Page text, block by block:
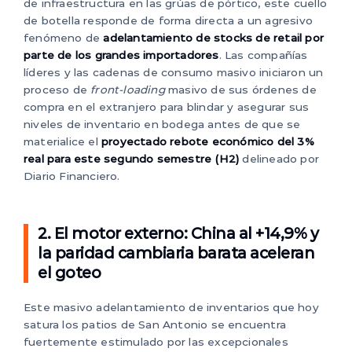
de infraestructura en las grúas de pórtico, este cuello
de botella responde de forma directa a un agresivo
fenómeno deadelantamiento de stocks de retail por
parte de los grandes importadores. Las compañías
líderes y las cadenas de consumo masivo iniciaron un
proceso de front-loadingmasivo de sus órdenes de
compra en el extranjero para blindar y asegurar sus
niveles de inventario en bodega antes de que se
materialice el proyectado rebote económico del 3%
real para este segundo semestre (H2) delineado por
Diario Financiero.
2. El motor externo: China al +14,9% y
la paridad cambiaria barata aceleran
el goteo
Este masivo adelantamiento de inventarios que hoy
satura los patios de San Antonio se encuentra
fuertemente estimulado por las excepcionales